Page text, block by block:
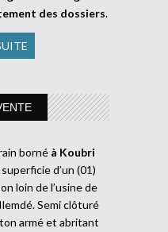
des dossiers.
borné à Koubri
superficie d’un (01)
loin de l’usine de
Semi clôturé
armé et abritant